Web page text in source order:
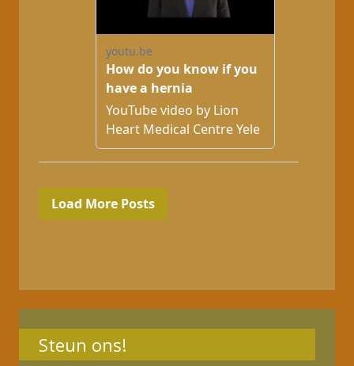
Steun ons!